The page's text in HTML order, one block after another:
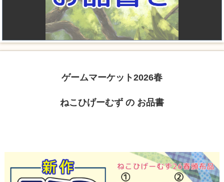
ゲームマーケット2026春
ねこひげーむず の お品書